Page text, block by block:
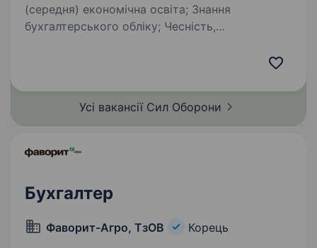
(середня) економічна освіта; Знання
бухгалтерського обліку; Чесність,
Усі вакансії Сил Оборони
Бухгалтер
Фаворит-Агро, ТзОВ Корець